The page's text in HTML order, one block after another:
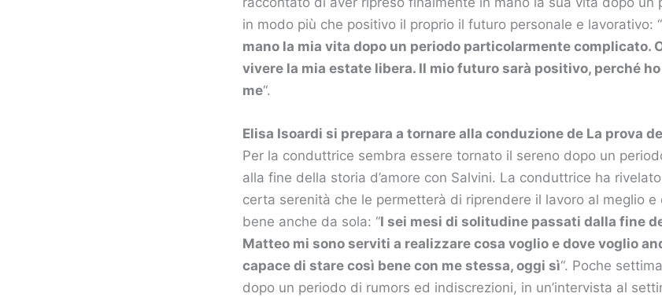
in modo più che positivo il proprio il futuro personale e lavorativo: “
mano la mia vita dopo un periodo particolarmente complicato.
vivere la mia estate libera. Il mio futuro sarà positivo, perché
me“.
Elisa Isoardi si prepara a tornare alla conduzione de La prova
Per la conduttrice sembra essere tornato il sereno dopo un
alla fine della storia d’amore con Salvini. La conduttrice ha
certa serenità che le permetterà di riprendere il lavoro al meglio e
bene anche da sola: “I sei mesi di solitudine passati dalla fine
Matteo mi sono serviti a realizzare cosa voglio e dove voglio
capace di stare così bene con me stessa, oggi sì“. Poche
dopo un periodo di rumors ed indiscrezioni, in un’intervista al